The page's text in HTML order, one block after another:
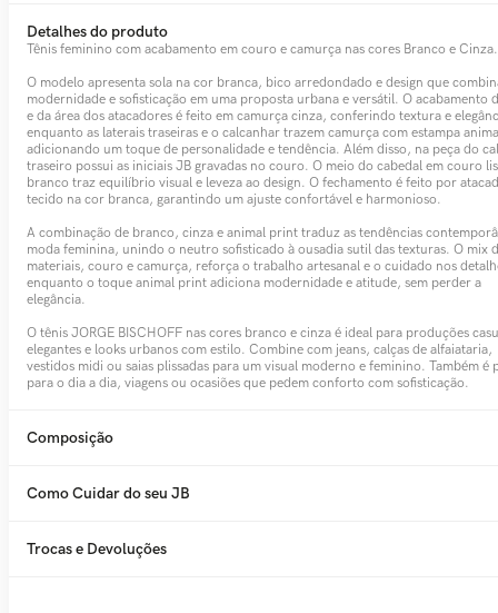
Detalhes do produto
Tênis feminino com acabamento em couro e camurça nas cores Branco e Cinza.
O modelo apresenta sola na cor branca, bico arredondado e design que
modernidade e sofisticação em uma proposta urbana e versátil. O acabamento
e da área dos atacadores é feito em camurça cinza, conferindo textura e
enquanto as laterais traseiras e o calcanhar trazem camurça com estampa
adicionando um toque de personalidade e tendência. Além disso, na peça do
traseiro possui as iniciais JB gravadas no couro. O meio do cabedal em couro
branco traz equilíbrio visual e leveza ao design. O fechamento é feito por
tecido na cor branca, garantindo um ajuste confortável e harmonioso.
A combinação de branco, cinza e animal print traduz as tendências
moda feminina, unindo o neutro sofisticado à ousadia sutil das texturas. O mix
materiais, couro e camurça, reforça o trabalho artesanal e o cuidado nos
enquanto o toque animal print adiciona modernidade e atitude, sem perder a
elegância.
O tênis JORGE BISCHOFF nas cores branco e cinza é ideal para produções
elegantes e looks urbanos com estilo. Combine com jeans, calças de alfaiataria,
vestidos midi ou saias plissadas para um visual moderno e feminino. Também é
para o dia a dia, viagens ou ocasiões que pedem conforto com sofisticação.
Composição
Como Cuidar do seu JB
Trocas e Devoluções